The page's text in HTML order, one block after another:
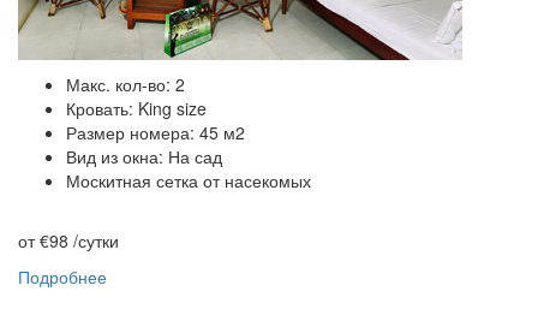
Макс. кол-во: 2
Кровать: King size
Размер номера: 45 м2
Вид из окна: На сад
Москитная сетка от насекомых
от €98 /сутки
Подробнее